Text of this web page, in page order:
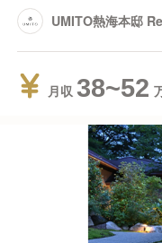
UMITO熱海本邸
月収 38~52